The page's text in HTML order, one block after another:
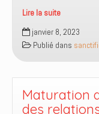
Lire la suite
Le
rendement
dépend
la
qualité
du
janvier 8, 2023
Publié dans
Maturation
des